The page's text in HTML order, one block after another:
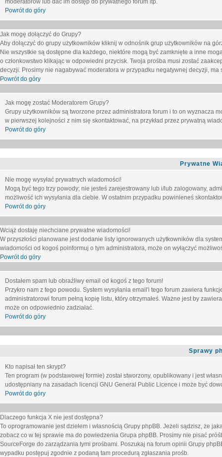
moderatorów lub dać im dostęp do prywatnego forum itp.
Powrót do góry
Jak mogę dołączyć do Grupy?
Aby dołączyć do grupy użytkowników kliknij w odnośnik grup użytkowników na
Nie wszystkie są dostępne dla każdego, niektóre mogą być zamknięte a inne
o członkowstwo klikając w odpowiedni przycisk. Twoja prośba musi zostać
decyzji. Prosimy nie nagabywać moderatora w przypadku negatywnej decyzji, ma
Powrót do góry
Jak mogę zostać Moderatorem Grupy?
Grupy użytkowników są tworzone przez administratora forum i to on wyznacza
w pierwszej kolejności z nim się skontaktować, na przykład przez prywatną
Powrót do góry
Prywatne
Nie mogę wysyłać prywatnych wiadomości!
Mogą być tego trzy powody; nie jesteś zarejestrowany lub i/lub zalogowany,
możliwość ich wysyłania dla ciebie. W ostatnim przypadku powinieneś
Powrót do góry
Wciąż dostaję niechciane prywatne wiadomości!
W przyszłości planowane jest dodanie listy ignorowanych użytkowników dla
wiadomości od kogoś poinformuj o tym administratora, może on wyłączyć
Powrót do góry
Dostałem spam lub obraźliwy email od kogoś z tego forum!
Przykro nam z tego powodu. System wysyłania email'i tego forum zawiera
administratorowi forum pełną kopię listu, który otrzymałeś. Ważne jest by
może on odpowiednio zadziałać.
Powrót do góry
Sprawy
Kto napisał ten skrypt?
Ten program (w podstawowej formie) został stworzony, opublikowany i jest
udostępniany na zasadach licencji GNU General Public Licence i może być
Powrót do góry
Dlaczego funkcja X nie jest dostępna?
To oprogramowanie jest dziełem i własnością Grupy phpBB. Jeżeli sądzisz, że
zobacz co w tej sprawie ma do powiedzenia Grupa phpBB. Prosimy nie pisać
SourceForge do zarządzania tymi prośbami. Poszukaj na forum opinii Grupy
wypadku postępuj zgodnie z podaną tam procedurą zgłaszania prośb.